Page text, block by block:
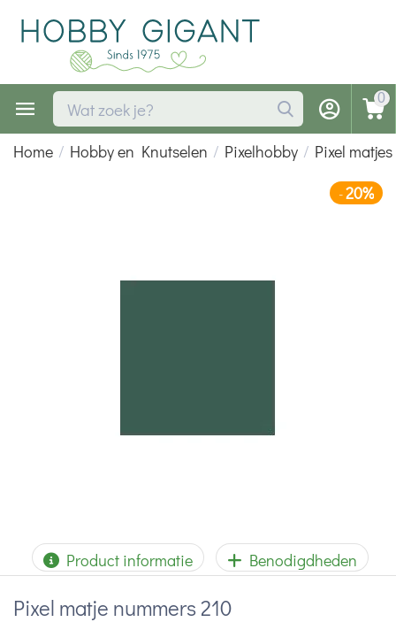
0
Home / Hobby en Knutselen / Pixelhobby / Pixel matjes
-20%
Product informatie Benodigdheden
Pixel matje nummers 210